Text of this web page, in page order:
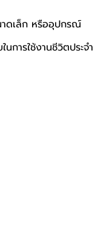
ดเล็ก หรืออุปกรณ์
การใช้งานชีวิตประจำ